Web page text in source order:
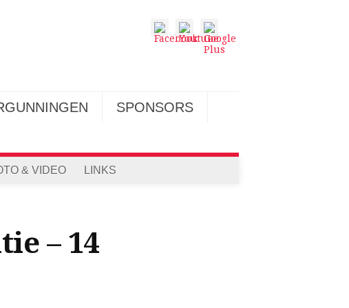
SPONSORS
& VIDEO LINKS
– 14